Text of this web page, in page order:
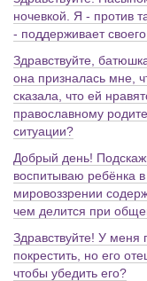
ночевкой. Я - против
- поддерживает
Здравствуйте,
она призналась мне,
сказала, что ей
православному
ситуации?
Добрый день!
воспитываю ребёнка
мировоззрении
чем делится при
Здравствуйте! У
покрестить, но его
чтобы убедить его?